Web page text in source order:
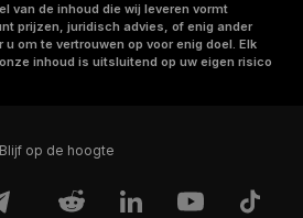
van de inhoud die wij leveren vormt
prijzen, juridisch advies, of enig ander
om te vertrouwen op voor enig doel. Elk
inhoud is uitsluitend op uw eigen risico
Blijf op de hoogte